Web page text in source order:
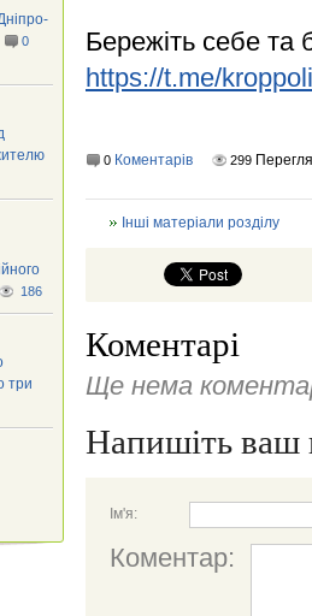
Бережіть себе та
https://t.me/
0 Коментарів 299
Інші матеріали розділу
Коментарі
Ще нема
Напишіть ваш
Ім'я:
Коментар:
0
186
три